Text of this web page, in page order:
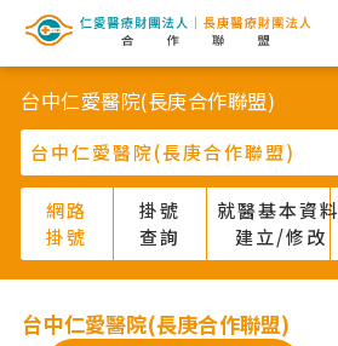
網
路
掛
號
系
統
台中仁愛醫院(長庚合作聯盟)
網路
掛號
掛號
查詢
就醫基本資料
建立/修改
台中仁愛醫院(長庚合作聯盟)